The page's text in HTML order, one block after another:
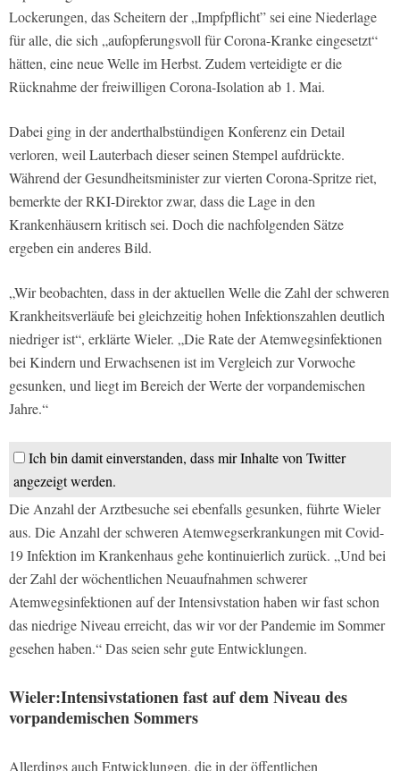
Lockerungen, das Scheitern der „Impfpflicht” sei eine Niederlage
für alle, die sich „aufopferungsvoll für Corona-Kranke eingesetzt“
hätten, eine neue Welle im Herbst. Zudem verteidigte er die
Rücknahme der freiwilligen Corona-Isolation ab 1. Mai.
Dabei ging in der anderthalbstündigen Konferenz ein Detail
verloren, weil Lauterbach dieser seinen Stempel aufdrückte.
Während der Gesundheitsminister zur vierten Corona-Spritze riet,
bemerkte der RKI-Direktor zwar, dass die Lage in den
Krankenhäusern kritisch sei. Doch die nachfolgenden Sätze
ergeben ein anderes Bild.
„Wir beobachten, dass in der aktuellen Welle die Zahl der schweren
Krankheitsverläufe bei gleichzeitig hohen Infektionszahlen deutlich
niedriger ist“, erklärte Wieler. „Die Rate der Atemwegsinfektionen
bei Kindern und Erwachsenen ist im Vergleich zur Vorwoche
gesunken, und liegt im Bereich der Werte der vorpandemischen
Jahre.“
Ich bin damit einverstanden, dass mir Inhalte von Twitter
angezeigt werden.
Die Anzahl der Arztbesuche sei ebenfalls gesunken, führte Wieler
aus. Die Anzahl der schweren Atemwegserkrankungen mit Covid-
19 Infektion im Krankenhaus gehe kontinuierlich zurück. „Und bei
der Zahl der wöchentlichen Neuaufnahmen schwerer
Atemwegsinfektionen auf der Intensivstation haben wir fast schon
das niedrige Niveau erreicht, das wir vor der Pandemie im Sommer
gesehen haben.“ Das seien sehr gute Entwicklungen.
Wieler:Intensivstationen fast auf dem Niveau des
vorpandemischen Sommers
Allerdings auch Entwicklungen, die in der öffentlichen